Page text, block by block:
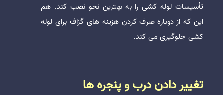
تأسیسات لوله کشی را به بهترین نحو نصب کند. هم
این که از دوباره صرف کردن هزینه های گزاف برای لوله
کشی جلوگیری می کند.
تغییر دادن درب و پنجره ها